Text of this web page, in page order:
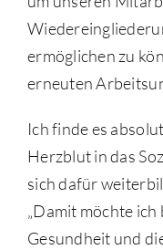
ermöglichen zu
erneuten
Ich finde es
Herzblut in das
sich dafür
„Damit möchte
Gesundheit und